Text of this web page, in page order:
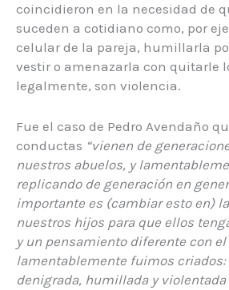
coincidieron en la necesidad de
suceden a cotidiano como, por
celular de la pareja, humillarla
vestir o amenazarla con quitarle
legalmente, son violencia.
Fue el caso de Pedro Avendaño
conductas “vienen de
nuestros abuelos, y
replicando de generación en
importante es (cambiar esto en)
nuestros hijos para que ellos
y un pensamiento diferente con el
lamentablemente fuimos
denigrada, humillada y